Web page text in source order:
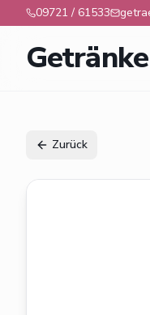
09721 / 61533
Getränke
Zurück